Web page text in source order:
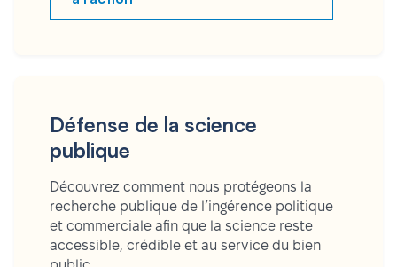
Défense de la science
publique
Découvrez comment nous protégeons la
recherche publique de l’ingérence politique
et commerciale afin que la science reste
accessible, crédible et au service du bien